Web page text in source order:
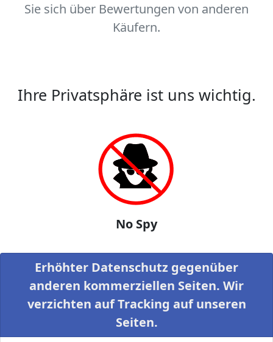
Sie sich über Bewertungen von anderen
Käufern.
Ihre Privatsphäre ist uns wichtig.
No Spy
Erhöhter Datenschutz gegenüber
anderen kommerziellen Seiten. Wir
verzichten auf Tracking auf unseren
Seiten.